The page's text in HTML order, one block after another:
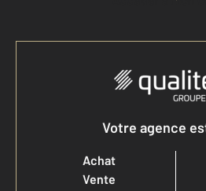
Votre agence
Achat
Vente